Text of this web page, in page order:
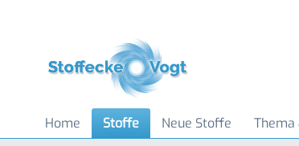
Home Stoffe Neue Stoffe Thema